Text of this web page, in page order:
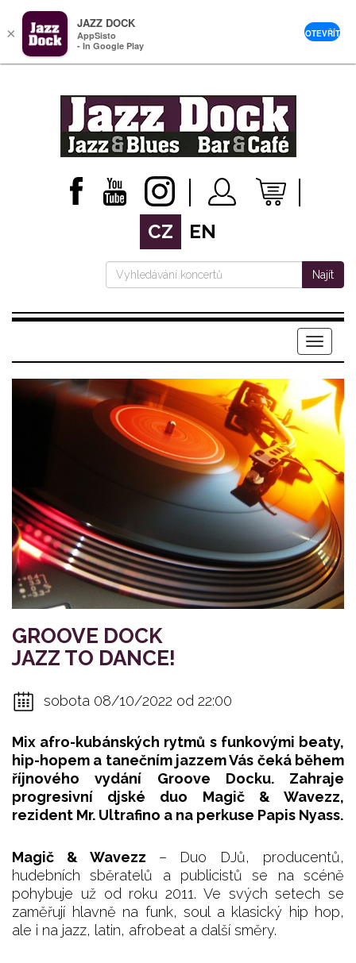
CZ EN
Najít
Menu
GROOVE DOCK
JAZZ TO DANCE!
sobota 08/10/2022 od 22:00
Mix afro-kubánských rytmů s funkovými beaty,
hip-hopem a tanečním jazzem Vás čeká během
říjnového vydání Groove Docku. Zahraje
progresivní djské duo Magič & Wavezz,
rezident Mr. Ultrafino a na perkuse Papis Nyass.
Magič & Wavezz –
Duo DJů, producentů,
hudebních sběratelů a publicistů se na scéně
pohybuje už od roku 2011. Ve svých setech se
zaměřují hlavně na funk, soul a klasický hip hop,
ale i na jazz, latin, afrobeat a další směry.
×
JAZZ DOCK
AppSisto
- In Google Play
OTEVŘÍT